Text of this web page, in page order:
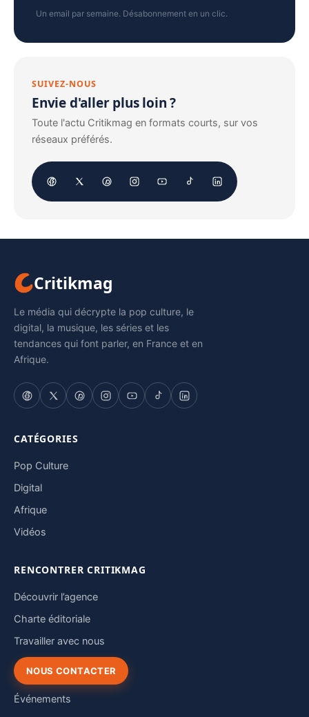
Un email par semaine. Désabonnement en un clic.
SUIVEZ-NOUS
Envie d'aller plus loin ?
Toute l'actu Critikmag en formats courts, sur vos
réseaux préférés.
Critikmag
Le média qui décrypte la pop culture, le
digital, la musique, les séries et les
tendances qui font parler, en France et en
Afrique.
CATÉGORIES
Pop Culture
Digital
Afrique
Vidéos
RENCONTRER CRITIKMAG
Découvrir l’agence
Charte éditoriale
Travailler avec nous
NOUS CONTACTER
Événements